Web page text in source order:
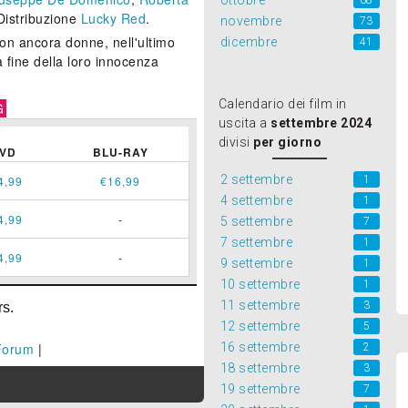
Lucky Red.
ancora donne, nell'ultimo
fine della loro innocenza
BLU-RAY
€16,99
-
-
|
novembre 73
dicembre 41
Calendario dei film in
uscita a settembre 2024
divisi per giorno
2 settembre 1
4 settembre 1
5 settembre 7
7 settembre 1
9 settembre 1
10 settembre 1
11 settembre 3
12 settembre 5
16 settembre 2
18 settembre 3
19 settembre 7